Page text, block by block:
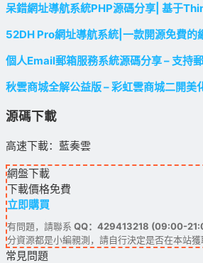
呆錯網址導航系統PHP源碼分享| 基于
52DH Pro網址導航系統|一款開源免費的
個人Email郵箱服務系統源碼分享 – 支持
秋雲商城全解公益版 – 彩虹雲商城二開美
源碼下載
高速下載：藍奏雲
網盤下載
下載價格免費
立即購買
有問題，請聯系 QQ：429413218 (09:00-
分資源都是小編親測，請自行決定是否在本站獲
常見問題